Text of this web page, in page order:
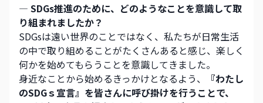
― SDGs推進のために、どのようなことを意識して取
り組まれましたか？
SDGsは遠い世界のことではなく、私たちが日常生活
の中で取り組めることがたくさんあると感じ、楽しく
何かを始めてもらうことを意識してきました。
身近なことから始めるきっかけとなるよう、
『わたし
のSDGｓ宣言』を皆さんに呼び掛けを行うことで、